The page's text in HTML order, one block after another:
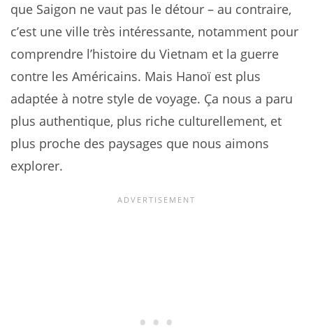
que Saigon ne vaut pas le détour – au contraire,
c’est une ville très intéressante, notamment pour
comprendre l’histoire du Vietnam et la guerre
contre les Américains. Mais Hanoï est plus
adaptée à notre style de voyage. Ça nous a paru
plus authentique, plus riche culturellement, et
plus proche des paysages que nous aimons
explorer.